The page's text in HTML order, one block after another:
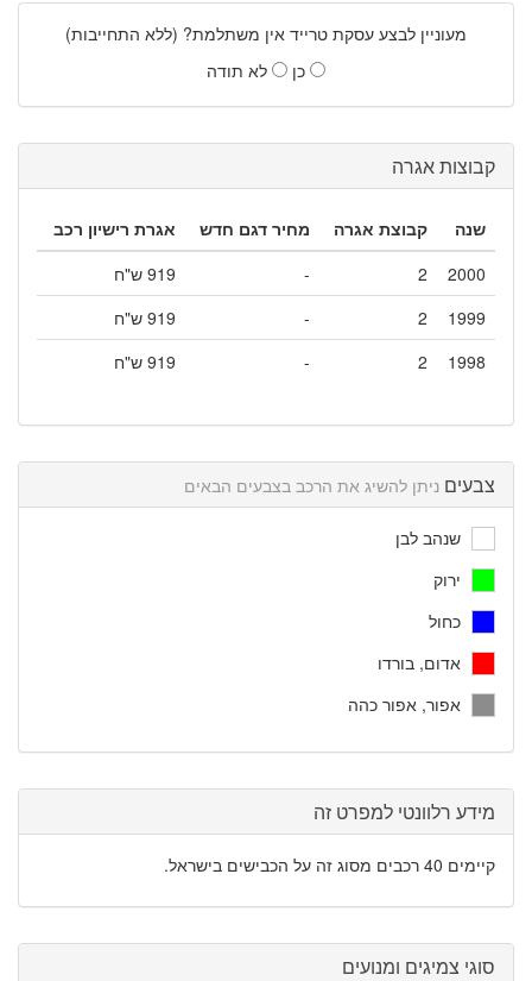
מעוניין לבצע עסקת טרייד אין משתלמת? (ללא התחייבות)
כן
לא תודה
קבוצות אגרה
שנה קבוצת אגרה מחיר דגם חדש
אגרת רישיון רכב
2000
2
-
919 ש"ח
1999
2
-
919 ש"ח
1998
2
- 919 ש"ח
צבעים ניתן להשיג את הרכב בצבעים הבאים
שנהב לבן
ירוק
כחול
אדום, בורדו
אפור, אפור כהה
מידע רלוונטי למפרט זה
קיימים 40 רכבים מסוג זה על הכבישים בישראל.
סוגי צמיגים ומנועים